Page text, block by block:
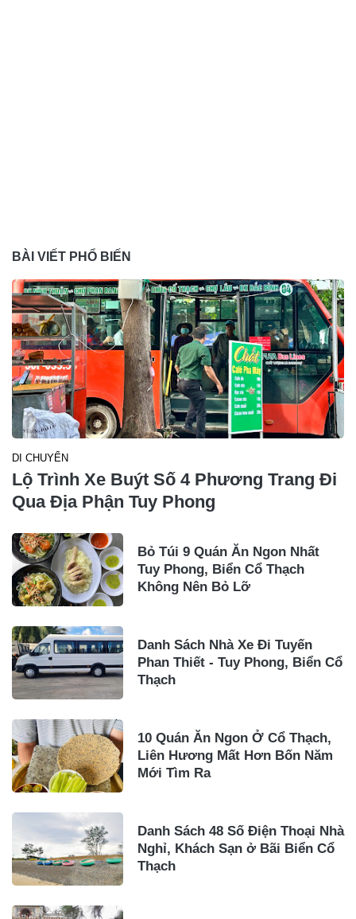
BÀI VIẾT PHỔ BIẾN
DI CHUYỂN
Lộ Trình Xe Buýt Số 4 Phương Trang Đi
Qua Địa Phận Tuy Phong
Bỏ Túi 9 Quán Ăn Ngon Nhất
Tuy Phong, Biển Cổ Thạch
Không Nên Bỏ Lỡ
Danh Sách Nhà Xe Đi Tuyến
Phan Thiết - Tuy Phong, Biển Cổ
Thạch
10 Quán Ăn Ngon Ở Cổ Thạch,
Liên Hương Mất Hơn Bốn Năm
Mới Tìm Ra
Danh Sách 48 Số Điện Thoại Nhà
Nghỉ, Khách Sạn ở Bãi Biển Cổ
Thạch